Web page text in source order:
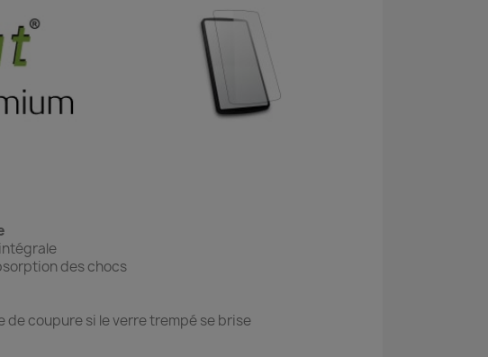
des chocs
coupure si le verre trempé se brise